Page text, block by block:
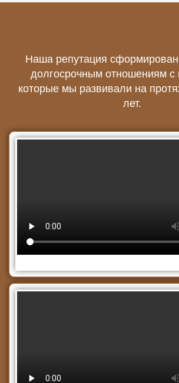
Наша репутация
долгосрочным отношениям с
которые мы развивали на
лет.